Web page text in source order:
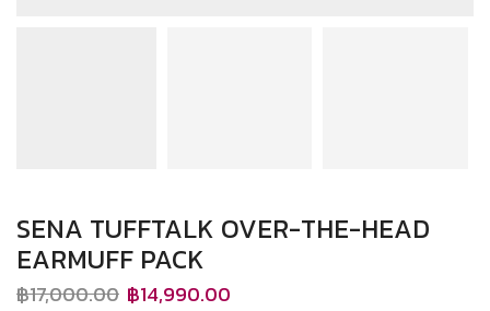
SENA TUFFTALK OVER-THE-HEAD
EARMUFF PACK
฿17,000.00 ฿14,990.00